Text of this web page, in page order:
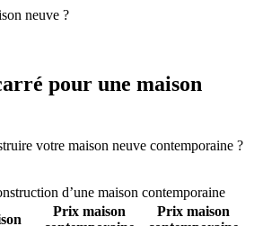
neuve ?
pour une maison
votre maison neuve contemporaine ?
d’une maison contemporaine
Prix maison
Prix maison